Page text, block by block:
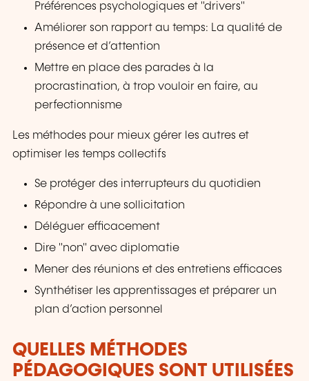
Préférences psychologiques et "drivers"
Améliorer son rapport au temps: La qualité de
présence et d’attention
Mettre en place des parades à la
procrastination, à trop vouloir en faire, au
perfectionnisme
Les méthodes pour mieux gérer les autres et
optimiser les temps collectifs
Se protéger des interrupteurs du quotidien
Répondre à une sollicitation
Déléguer efficacement
Dire "non" avec diplomatie
Mener des réunions et des entretiens efficaces
Synthétiser les apprentissages et préparer un
plan d’action personnel
QUELLES MÉTHODES
PÉDAGOGIQUES SONT UTILISÉES